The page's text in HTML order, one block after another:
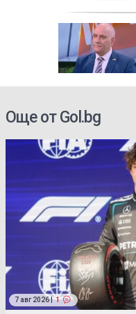
Още от Gol.bg
7 авг 2026 | 1